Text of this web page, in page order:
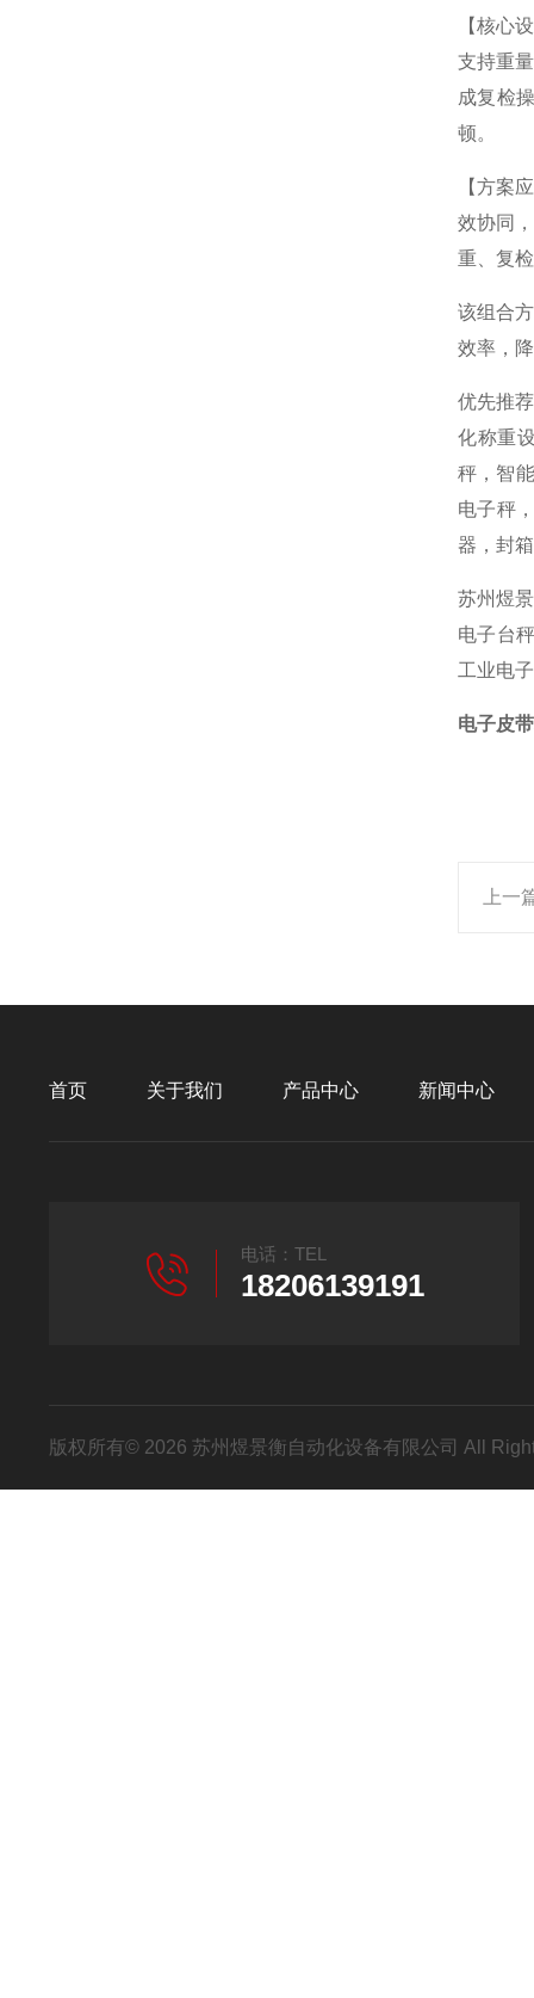
【核心
支持重
成复检
顿。
【方案
效协同
重、复
该组合
效率，
优先推
化称重
秤，智
电子秤
器，封
苏州煜
电子台
工业电
电子皮
上一
首页 关于我们 产品中心 新闻中心
电话：TEL
18206139191
版权所有© 2026 苏州煜景衡自动化设备有限公司 All